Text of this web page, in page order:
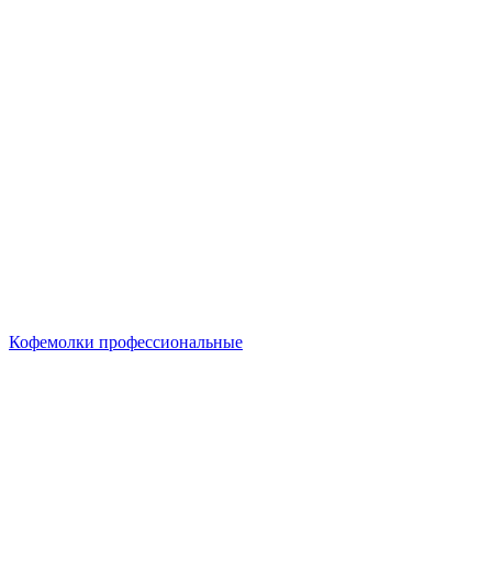
Кофемолки профессиональные